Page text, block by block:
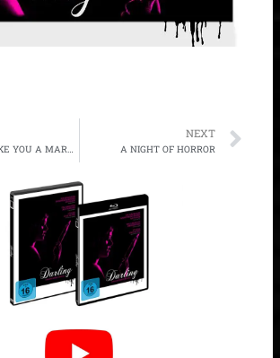
LET ME MAKE YOU A MARTYR
NEXT
A NIGHT OF HORROR